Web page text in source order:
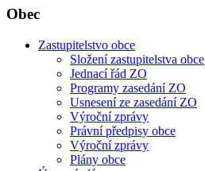
Obec
Zastupitelstvo obce
Složení zastupitelstva obce
Jednací řád ZO
Programy zasedání ZO
Usnesení ze zasedání ZO
Výroční zprávy
Právní předpisy obce
Výroční zprávy
Plány obce